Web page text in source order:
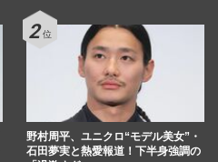
野村周平、ユニクロ“モデル美女”・
石田夢実と熱愛報道！下半身強調の